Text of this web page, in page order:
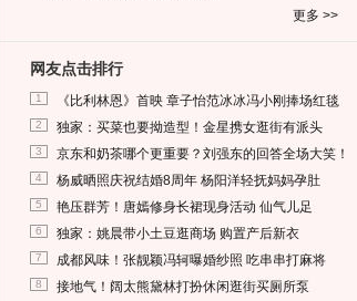
更多 >>
网友点击排行
1 《比利林恩》首映 章子怡范冰冰冯小刚捧场红毯
2 独家：买菜也要拗造型！金星携女逛街有派头
3 京东和奶茶哪个更重要？刘强东的回答全场大笑！
4 杨威晒照庆祝结婚8周年 杨阳洋轻抚妈妈孕肚
5 艳压群芳！唐嫣修身长裙现身活动 仙气儿足
6 独家：姚晨带小土豆逛商场 购置产后新衣
7 成都风味！张靓颖冯轲曝婚纱照 吃串串打麻将
8 接地气！阔太熊黛林打扮休闲逛街买厕所泵